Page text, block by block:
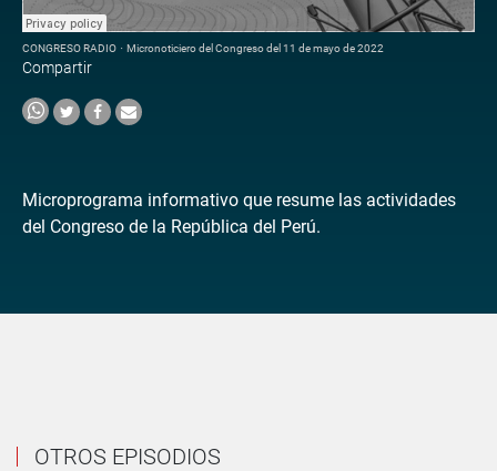
CONGRESO RADIO · Micronoticiero del Congreso del 11 de mayo de 2022
Compartir
Microprograma informativo que resume las actividades
del Congreso de la República del Perú.
OTROS EPISODIOS